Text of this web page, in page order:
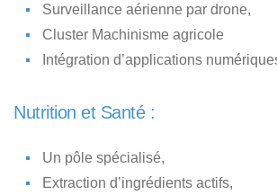
Surveillance aérienne par drone,
Cluster Machinisme agricole
Intégration d’applications
Nutrition et Santé :
Un pôle spécialisé,
Extraction d’ingrédients actifs,